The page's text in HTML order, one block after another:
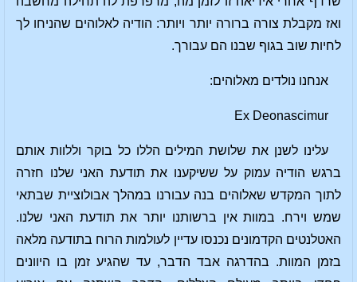
ואז מקבלת צורה ברורה יותר ויותר: הודיה לאלוהים שהניחו לך
לחיות שוב בגוף שבנו הם עבורך.
אנחנו נולדים מאלוהים:
Ex Deonascimur
עלינו לשנן את שלושת המילים הללו כל בוקר וללוות אותם
ברגש הודיה עמוק על ששיקענו את תודעת האני שלנו חזרה
לתוך המקדש שאלוהים בנה עבורנו במהלך אבולוציית שבתאי
שמש וירח. במוות אין ברשותנו יותר את תודעת האני שלנו.
האטלנטים הקדמונים נכנסו עדיין לעולמות הרוח בתודעה מלאה
בזמן המוות. בהדרגה אבד הדבר, עד שהגיע זמן בו היוונים